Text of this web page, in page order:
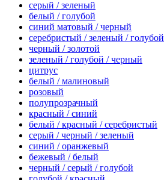
серый / зеленый
белый / голубой
синий матовый / черный
серебристый / зеленый / голубой
черный / золотой
зеленый / голубой / черный
цитрус
белый / малиновый
розовый
полупрозрачный
красный / синий
белый / красный / серебристый
серый / черный / зеленый
синий / оранжевый
бежевый / белый
черный / серый / голубой